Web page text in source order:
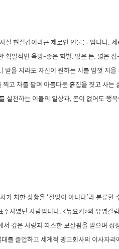
실 현실감이라곤 제로인 인물들 입니다.
획일적인 욕망-좋은 학벌, 많은 돈, 넓은
을 지라도 자신이 원하는 시를 맘껏 지
고 차를 팔며 아름다운 흙집을 짓고 사
실천하는 이들의 일상과, 돈이 없어도 행
가 처한 상황을 ‘절망이 아니다’라 분류
자였던 사람입니다. <뉴요커>의 유명칼
깊은 사랑과 따스한 보살핌을 받으며
를 졸업하고 세계적 광고회사의 이사자